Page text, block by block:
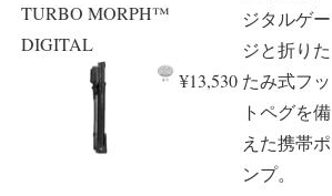
TURBO MORPH™
DIGITAL
¥13,530
ジタルゲー
ジと折りた
たみ式フッ
トペグを備
えた携帯ポ
ンプ。